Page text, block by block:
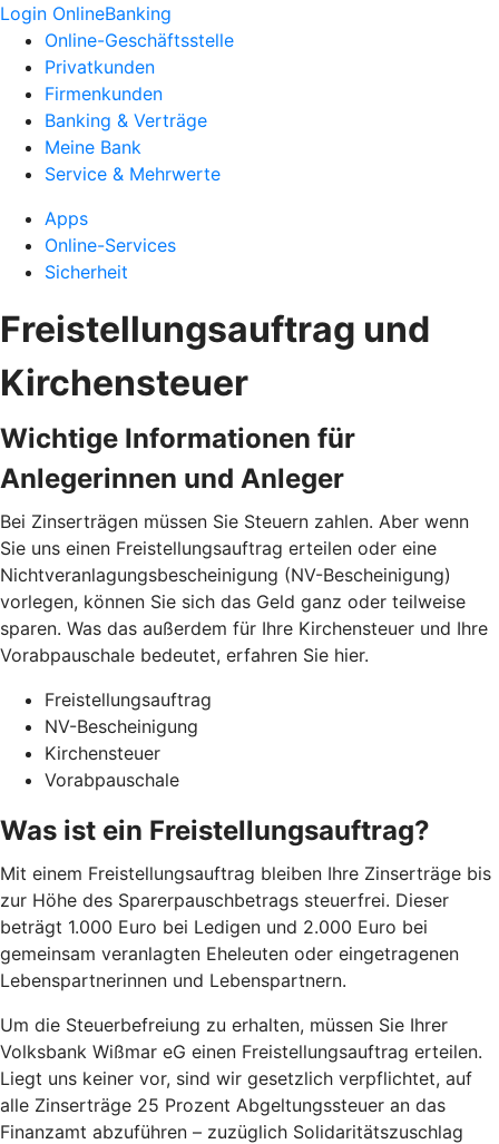
Login OnlineBanking
Online-Geschäftsstelle
Privatkunden
Firmenkunden
Banking & Verträge
Meine Bank
Service & Mehrwerte
Apps
Online-Services
Sicherheit
Freistellungsauftrag und
Kirchensteuer
Wichtige Informationen für
Anlegerinnen und Anleger
Bei Zinserträgen müssen Sie Steuern zahlen. Aber wenn
Sie uns einen Freistellungsauftrag erteilen oder eine
Nichtveranlagungsbescheinigung (NV-Bescheinigung)
vorlegen, können Sie sich das Geld ganz oder teilweise
sparen. Was das außerdem für Ihre Kirchensteuer und Ihre
Vorabpauschale bedeutet, erfahren Sie hier.
Freistellungsauftrag
NV-Bescheinigung
Kirchensteuer
Vorabpauschale
Was ist ein Freistellungsauftrag?
Mit einem Freistellungsauftrag bleiben Ihre Zinserträge bis
zur Höhe des Sparerpauschbetrags steuerfrei. Dieser
beträgt 1.000 Euro bei Ledigen und 2.000 Euro bei
gemeinsam veranlagten Eheleuten oder eingetragenen
Lebenspartnerinnen und Lebenspartnern.
Um die Steuerbefreiung zu erhalten, müssen Sie Ihrer
Volksbank Wißmar eG einen Freistellungsauftrag erteilen.
Liegt uns keiner vor, sind wir gesetzlich verpflichtet, auf
alle Zinserträge 25 Prozent Abgeltungssteuer an das
Finanzamt abzuführen – zuzüglich Solidaritätszuschlag